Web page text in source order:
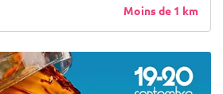
Moins de 1 km